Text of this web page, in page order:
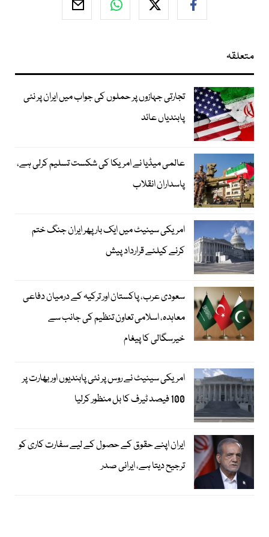
متعلقہ
تجارتی جہازوں پر حملوں کی جواب میں ایران پر نئی
پابندیاں عائد
عالمی میڈیا نے امریکا کی شکست تسلیم کرلی ہے،
پاسداران انقلاب
امریکی سینیٹ میں ایک بار پھر ایران جنگ ختم
کرنے کیلئے قرارداد پیش
سعودی عرب، پاکستان اور ترکیہ کے درمیان دفاعی
معاہدہ، اسلامی تعاون تنظیم کی جانب سے
خیرسگالی کا پیغام
امریکی سینیٹ نے روس پر نئی پابندیوں اور بھارت پر
100 فیصد ٹیرف کا بل منظور کرلیا
ایران اپنے حقوق کے حصول کے لیے سفارت کاری کو
ترجیح دیتا ہے، ایرانی صدر